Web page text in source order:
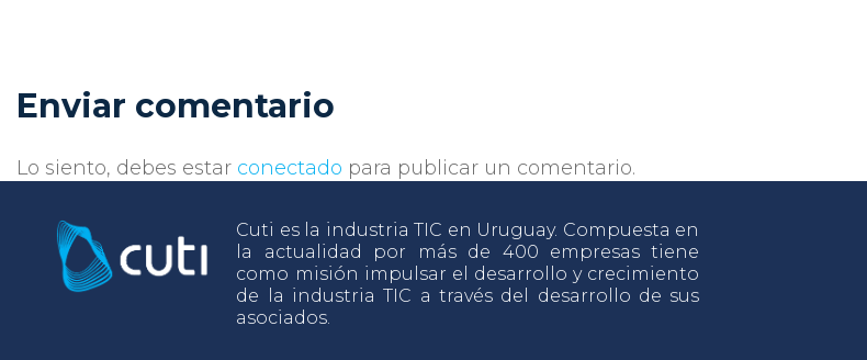
Enviar comentario
Lo siento, debes estar conectado para publicar un comentario.
Cuti es la industria TIC en Uruguay. Compuesta en
la actualidad por más de 400 empresas tiene
como misión impulsar el desarrollo y crecimiento
de la industria TIC a través del desarrollo de sus
asociados.